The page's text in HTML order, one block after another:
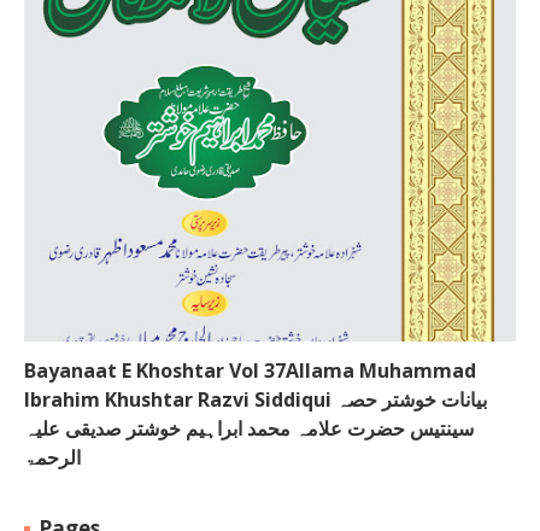
Bayanaat E Khoshtar Vol 37Allama Muhammad
Ibrahim Khushtar Razvi Siddiqui بیانات خوشتر حصہ
سینتیس حضرت علامہ محمد ابراہیم خوشتر صدیقی علیہ
الرحمۃ